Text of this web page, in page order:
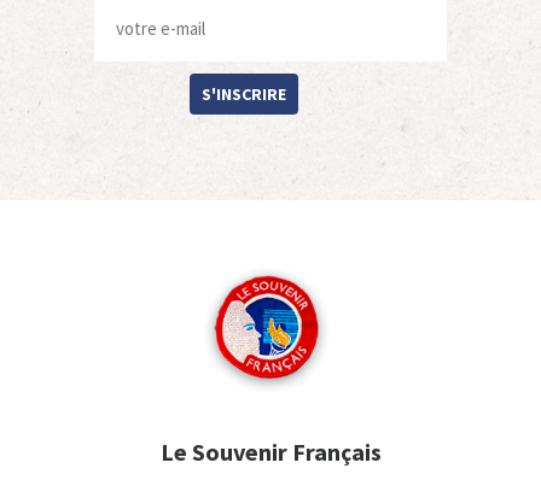
S'INSCRIRE
Le Souvenir Français